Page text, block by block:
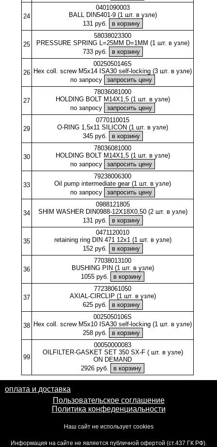
24
0401090003
BALL DIN5401-9 (1 шт. в узле)
131 руб.
25
58038023300
PRESSURE SPRING L=25MM D=1MM (1 шт. в узле)
733 руб.
26
0025050146S
Hex coll. screw M5x14 ISA30 self-locking (3 шт. в узле)
по запросу
27
78036081000
HOLDING BOLT M14X1,5 (1 шт. в узле)
по запросу
29
0770110015
O-RING 1,5x11 SILICON (1 шт. в узле)
345 руб.
30
78036081000
HOLDING BOLT M14X1,5 (1 шт. в узле)
по запросу
33
79238006300
Oil pump intermediate gear (1 шт. в узле)
по запросу
34
0988121805
SHIM WASHER DIN0988-12X18X0,50 (2 шт. в узле)
131 руб.
35
0471120010
retaining ring DIN 471 12x1 (1 шт. в узле)
152 руб.
36
77038013100
BUSHING PIN (1 шт. в узле)
1055 руб.
37
77238061050
AXIAL-CIRCLIP (1 шт. в узле)
625 руб.
38
0025050106S
Hex coll. screw M5x10 ISA30 self-locking (1 шт. в узле)
258 руб.
99
00050000083
OILFILTER-GASKET SET 350 SX-F ( шт. в узле)
ON DEMAND
2926 руб.
оплата и доставка
Пользовательское соглашение
Политика конфеденциальности
Наш сайт не использует cookies
Информация на сайте не является публичной офертой (ст.437 ГК РФ).